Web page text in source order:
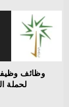
وظائف
لحملة